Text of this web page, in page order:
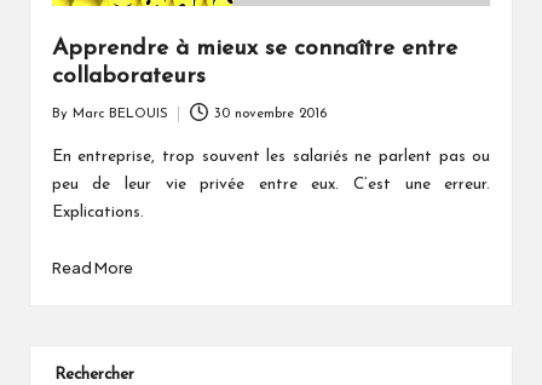
Apprendre à mieux se connaître entre
collaborateurs
by
By Marc BELOUIS 30 novembre 2016
En entreprise, trop souvent les salariés ne parlent pas ou
peu de leur vie privée entre eux. C’est une erreur.
Explications.
Read More
Rechercher